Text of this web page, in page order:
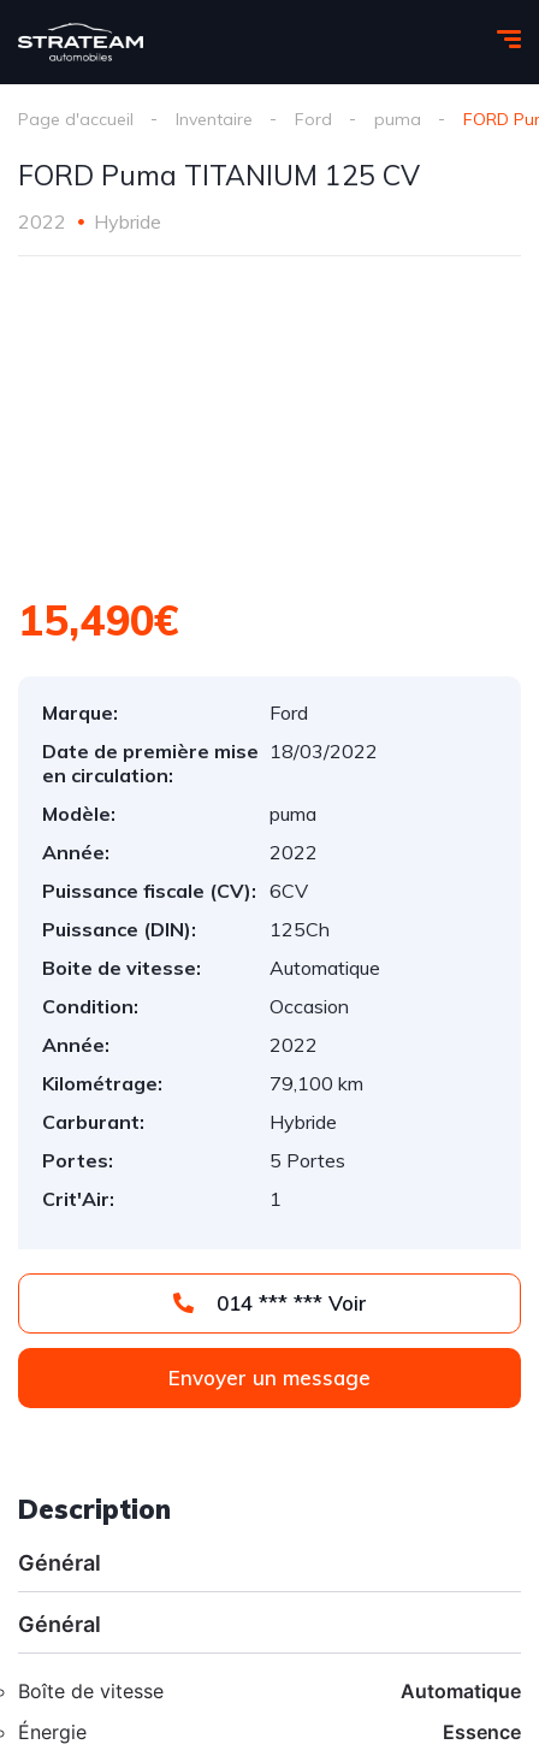
Page d'accueil Inventaire Ford puma FORD
FORD Puma TITANIUM 125 CV
2022 Hybride
15,490€
Marque:
Ford
Date de première mise
en circulation:
18/03/2022
Modèle:
puma
Année:
2022
Puissance fiscale (CV): 6CV
Puissance (DIN):
125Ch
Boite de vitesse:
Automatique
Condition:
Occasion
Année:
2022
Kilométrage:
79,100 km
Carburant:
Hybride
Portes:
5 Portes
Crit'Air:
1
014 *** *** Voir
Envoyer un message
Description
Général
Général
Boîte de vitesse
Automatique
Énergie
Essence